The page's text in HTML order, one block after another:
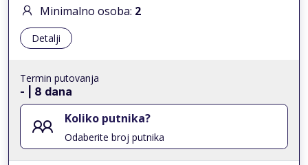
Minimalno osoba: 2
Detalji
Termin putovanja
- | 8 dana
Koliko putnika?
Odaberite broj putnika